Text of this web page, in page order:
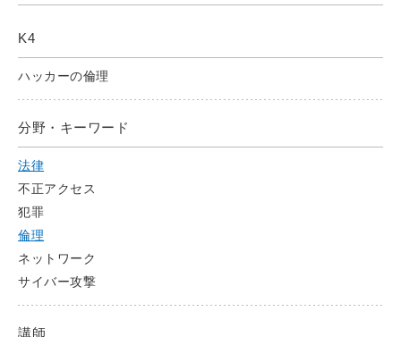
K4
ハッカーの倫理
分野・キーワード
法律
不正アクセス
犯罪
倫理
ネットワーク
サイバー攻撃
講師